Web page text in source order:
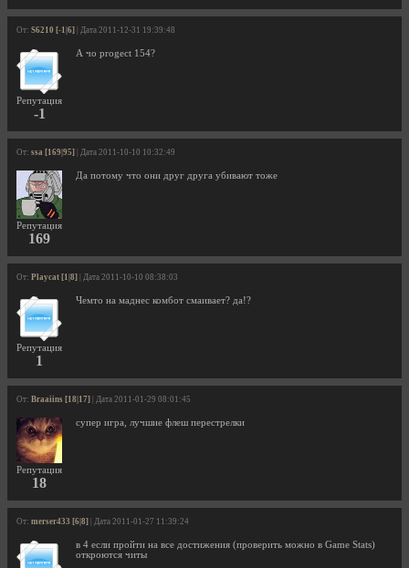
От: S6210 [-1|6] | Дата 2011-12-31 19:39:48
Репутация
-1
А чо progect 154?
От: ssa [169|95] | Дата 2011-10-10 10:32:49
Репутация
169
Да потому что они друг друга убивают тоже
От: Playcat [1|8] | Дата 2011-10-10 08:38:03
Репутация
1
Чемто на маднес комбот смаивает? да!?
От: Braaiins [18|17] | Дата 2011-01-29 08:01:45
Репутация
18
супер игра, лучшие флеш перестрелки
От: merser433 [6|8] | Дата 2011-01-27 11:39:24
в 4 если пройти на все достижения (проверить можно в Game Stats)
откроются читы